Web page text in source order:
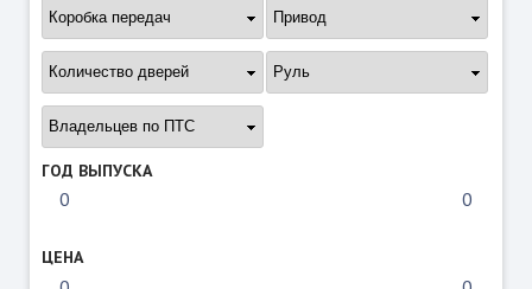
ГОД ВЫПУСКА
ЦЕНА